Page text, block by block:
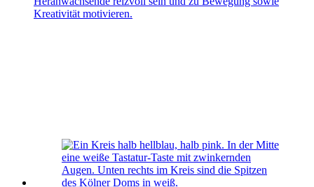
Kreativität motivieren.